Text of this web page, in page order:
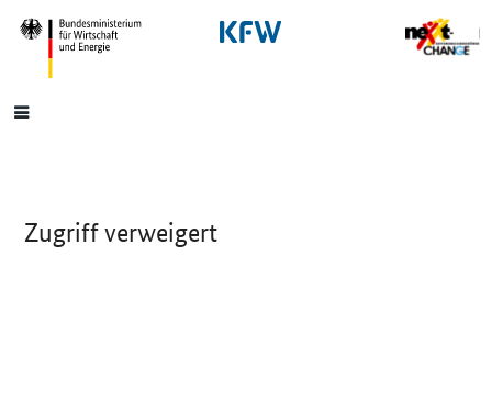
SrOnlyNavigation
Hauptmenü
Zugriff verweigert